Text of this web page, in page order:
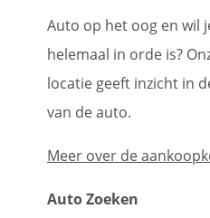
Auto op het oog en wil
helemaal in orde is?
locatie geeft inzicht in
van de auto.
Meer over de
Auto Zoeken